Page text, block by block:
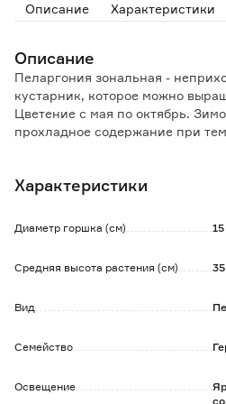
Описание Характеристики
Описание
Пеларгония зональная -
кустарник, которое можно
Цветение с мая по октябрь.
прохладное содержание при
Летом рекомендуется выносить
Нормально растет при
Характеристики
Диаметр горшка (см) 15
Средняя высота растения (см) 35
Вид
Семейство
Освещение